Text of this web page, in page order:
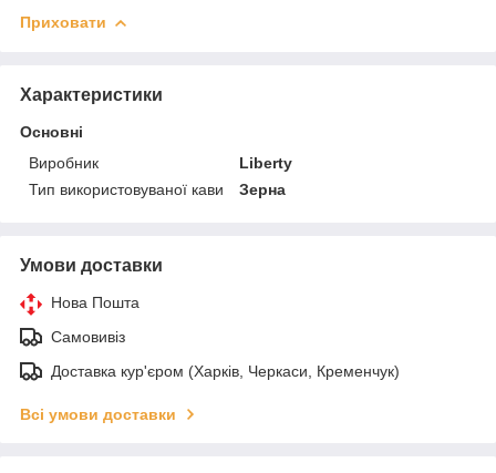
Приховати
Характеристики
Основні
Виробник
Liberty
Тип використовуваної кави
Зерна
Умови доставки
Нова Пошта
Самовивіз
Доставка кур'єром (Харків, Черкаси, Кременчук)
Всі умови доставки